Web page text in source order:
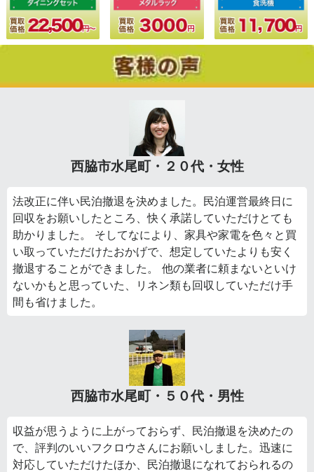
西脇市水尾町・２０代・女性
法改正に伴い民泊撤退を決めました。民泊運営最終日に
回収をお願いしたところ、快く承諾していただけとても
助かりました。 そしてなにより、家具や家電を色々と買
い取っていただけたおかげで、想定していたよりも安く
撤退することができました。 他の業者に頼まないといけ
ないかもと思っていた、リネン類も回収していただけ手
間も省けました。
西脇市水尾町・５０代・男性
収益が思うように上がっておらず、民泊撤退を決めたの
で、評判のいいフクロウさんにお願いしました。迅速に
対応していただけたほか、民泊撤退になれておられるの